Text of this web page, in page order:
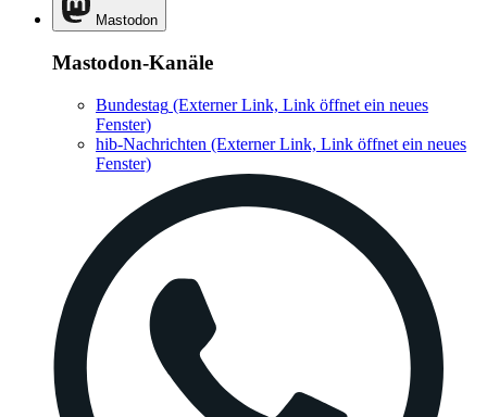
Mastodon
Mastodon-Kanäle
Bundestag (Externer Link, Link öffnet ein neues
Fenster)
hib-Nachrichten (Externer Link, Link öffnet ein neues
Fenster)